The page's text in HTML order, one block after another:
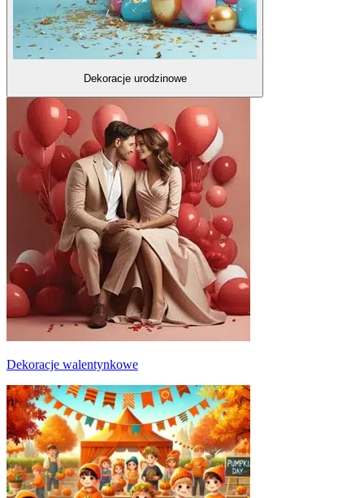
Dekoracje urodzinowe
Dekoracje walentynkowe